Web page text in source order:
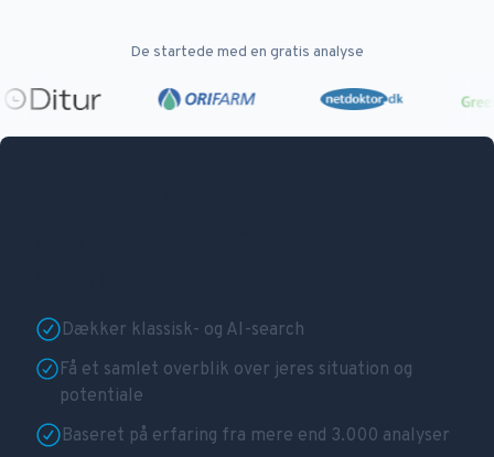
De startede med en gratis analyse
Dækker klassisk- og AI-search
Få et samlet overblik over jeres situation og
potentiale
Baseret på erfaring fra mere end 3.000 analyser